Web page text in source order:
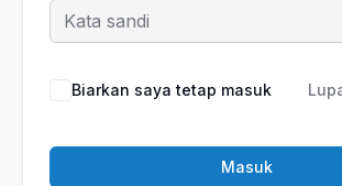
Biarkan saya tetap masuk
Masuk